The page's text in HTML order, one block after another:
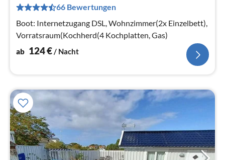
66 Bewertungen
Boot: Internetzugang DSL, Wohnzimmer(2x Einzelbett),
Vorratsraum(Kochherd(4 Kochplatten, Gas)
ab 124€/ Nacht